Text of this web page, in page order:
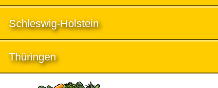
Schleswig-Holstein
Thüringen